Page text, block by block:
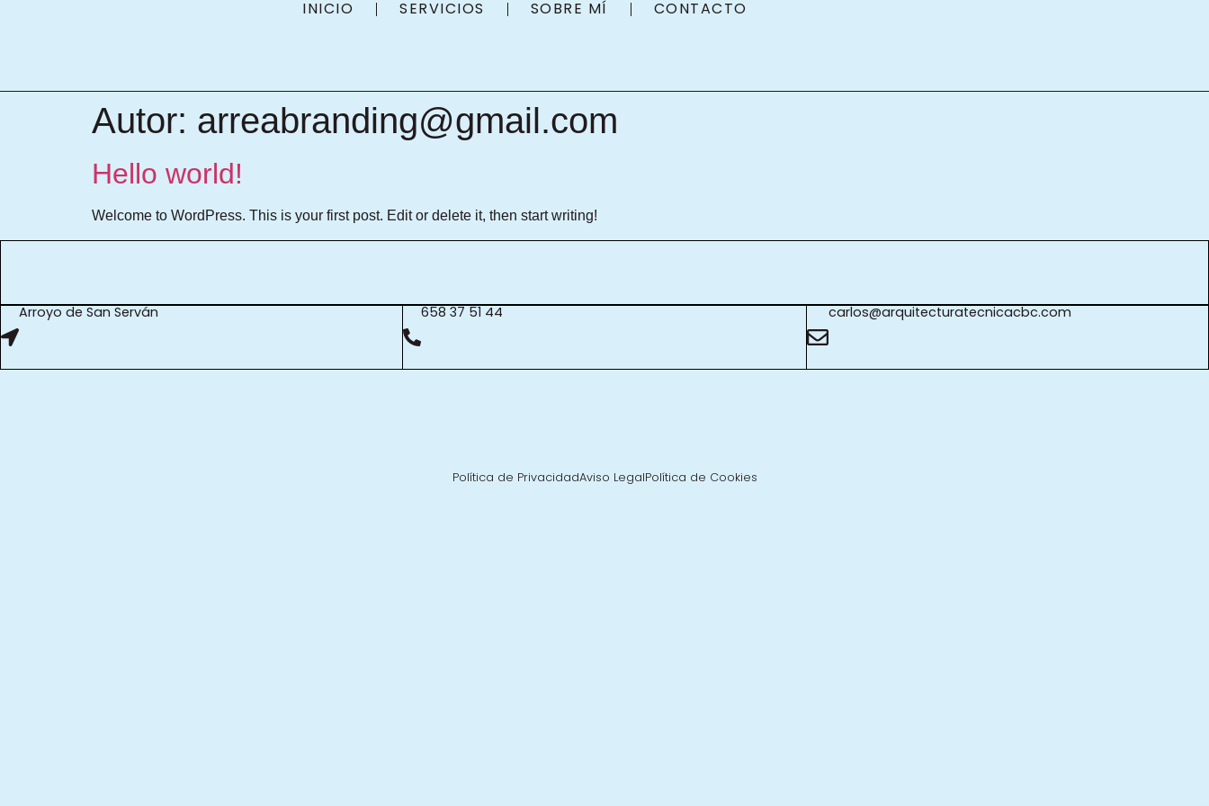
INICIO SERVICIOS SOBRE MÍ CONTACTO
Autor: arreabranding@gmail.com
Hello world!
Welcome to WordPress. This is your first post. Edit or delete it, then start writing!
Arroyo de San Serván 658 37 51 44 carlos@arquitecturatecnicacbc.com
Política de PrivacidadAviso LegalPolítica de Cookies